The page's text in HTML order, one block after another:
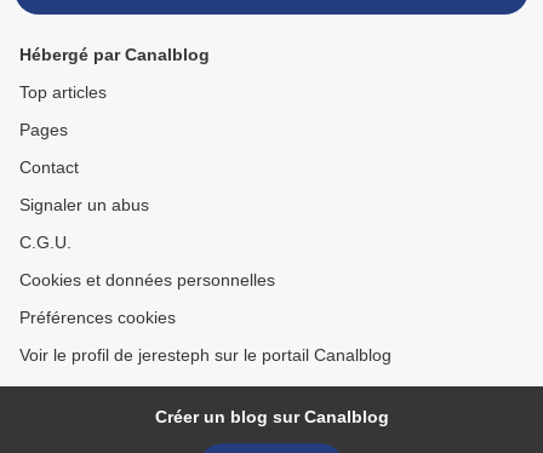
Hébergé par Canalblog
Top articles
Pages
Contact
Signaler un abus
C.G.U.
Cookies et données personnelles
Préférences cookies
Voir le profil de jeresteph sur le portail Canalblog
Créer un blog sur Canalblog